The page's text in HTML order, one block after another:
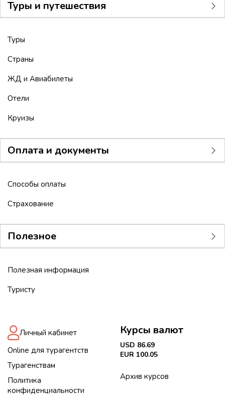
Туры и путешествия
Туры
Страны
ЖД и Авиабилеты
Отели
Круизы
Оплата и документы
Способы оплаты
Страхование
Полезное
Полезная информация
Туристу
Личный кабинет
Online для турагентств
Турагенствам
Политика
конфиденциальности
Курсы валют
USD 86.69
EUR 100.05
Архив курсов